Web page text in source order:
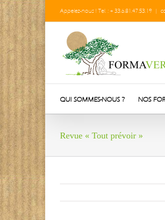
Passer
au
contenu
Appelez-nous ! Tel. : + 33.6.81.47.53.19 |
QUI SOMMES-NOUS ? NOS
Revue « Tout prévoir »